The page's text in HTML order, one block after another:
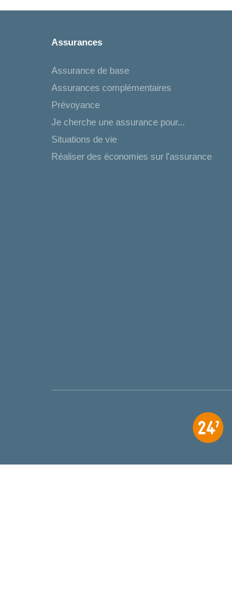
Assurances
Assurance de base
Assurances complémentaires
Prévoyance
Je cherche une assurance pour...
Situations de vie
Réaliser des économies sur l'assurance